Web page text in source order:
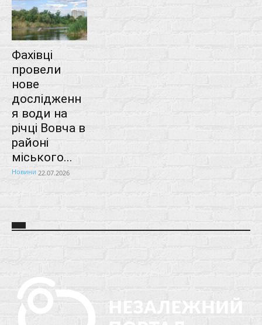
Фахівці
провели
нове
дослідженн
я води на
річці Вовча в
районі
міського...
Новини 22.07.2026